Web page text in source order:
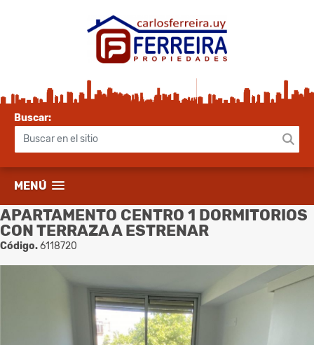
Buscar:
MENÚ
APARTAMENTO CENTRO 1 DORMITORIOS
CON TERRAZA A ESTRENAR
Código.6118720